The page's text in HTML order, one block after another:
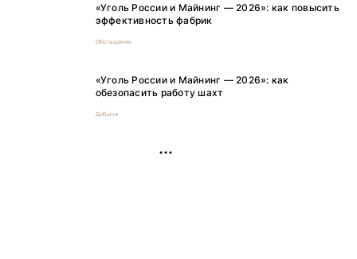
«Уголь России и Майнинг — 2026»: как повысить
эффективность фабрик
Обогащение
«Уголь России и Майнинг — 2026»: как
обезопасить работу шахт
Добыча